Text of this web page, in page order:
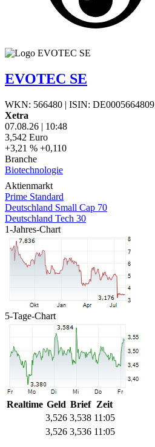
EVOTEC SE
WKN: 566480 | ISIN: DE0005664809
Xetra
07.08.26 | 10:48
3,542 Euro
+3,21 % +0,110
Branche
Biotechnologie
Aktienmarkt
Prime Standard
Deutschland Small Cap 70
Deutschland Tech 30
1-Jahres-Chart
5-Tage-Chart
Realtime Geld Brief Zeit
3,526 3,538 11:05
3,526 3,536 11:05